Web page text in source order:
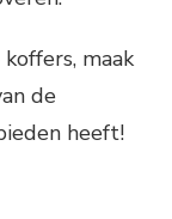
maak
de
heeft!